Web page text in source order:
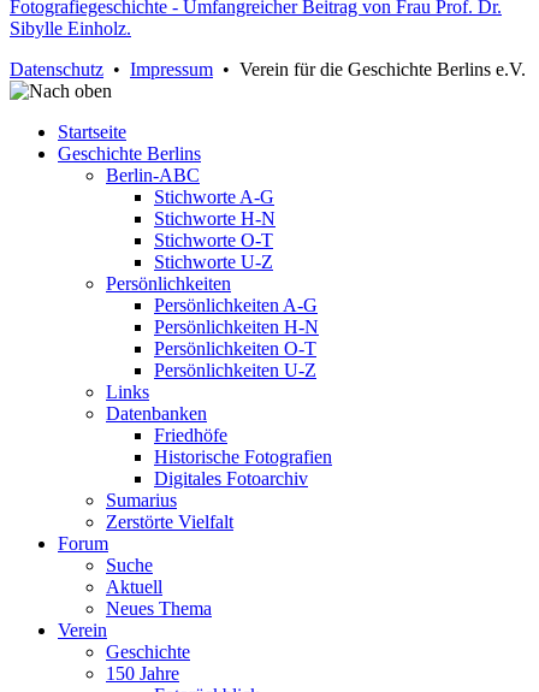
Fotografiegeschichte - Umfangreicher Beitrag von Frau Prof. Dr.
Sibylle Einholz.
Datenschutz • Impressum • Verein für die Geschichte Berlins e.V.
Startseite
Geschichte Berlins
Berlin-ABC
Stichworte A-G
Stichworte H-N
Stichworte O-T
Stichworte U-Z
Persönlichkeiten
Persönlichkeiten A-G
Persönlichkeiten H-N
Persönlichkeiten O-T
Persönlichkeiten U-Z
Links
Datenbanken
Friedhöfe
Historische Fotografien
Digitales Fotoarchiv
Sumarius
Zerstörte Vielfalt
Forum
Suche
Aktuell
Neues Thema
Verein
Geschichte
150 Jahre